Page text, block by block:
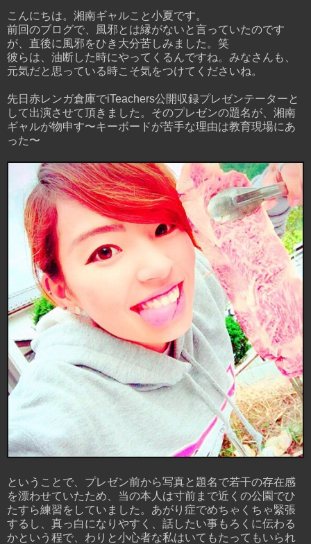
こんにちは。湘南ギャルこと小夏です。
前回のブログで、風邪とは縁がないと言っていたのです
が、直後に風邪をひき大分苦しみました。笑
彼らは、油断した時にやってくるんですね。みなさんも、
元気だと思っている時こそ気をつけてくださいね。
先日赤レンガ倉庫でiTeachers公開収録プレゼンテーターと
して出演させて頂きました。そのプレゼンの題名が、湘南
ギャルが物申す〜キーボードが苦手な理由は教育現場にあ
った〜
ということで、プレゼン前から写真と題名で若干の存在感
を漂わせていたため、当の本人は寸前まで近くの公園でひ
たすら練習をしていました。あがり症でめちゃくちゃ緊張
するし、真っ白になりやすく、話したい事もろくに伝わる
かという程で、わりと小心者な私はいてもたってもいられ